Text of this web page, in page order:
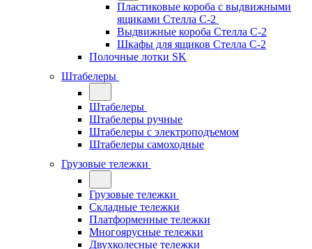
Пластиковые короба с выдвижными
ящиками Стелла С-2
Выдвижные короба Стелла С-2
Шкафы для ящиков Стелла С-2
Полочные лотки SK
Штабелеры
Штабелеры
Штабелеры ручные
Штабелеры с электроподъемом
Штабелеры самоходные
Грузовые тележки
Грузовые тележки
Складные тележки
Платформенные тележки
Многоярусные тележки
Двухколесные тележки